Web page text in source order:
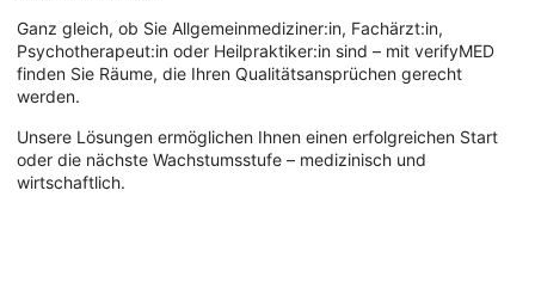
Ganz gleich, ob Sie Allgemeinmediziner:in, Fachärzt:in,
Psychotherapeut:in oder Heilpraktiker:in sind – mit verifyMED
finden Sie Räume, die Ihren Qualitätsansprüchen gerecht
werden.
Unsere Lösungen ermöglichen Ihnen einen erfolgreichen Start
oder die nächste Wachstumsstufe – medizinisch und
wirtschaftlich.